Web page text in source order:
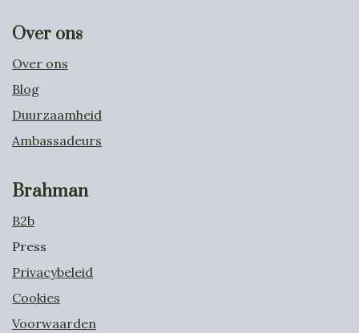
Over ons
Over ons
Blog
Duurzaamheid
Ambassadeurs
Brahman
B2b
Press
Privacybeleid
Cookies
Voorwaarden